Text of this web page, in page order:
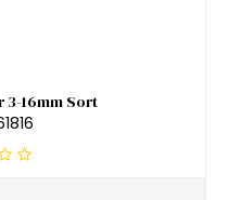
3-16mm Sort